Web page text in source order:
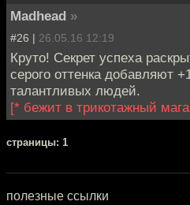
Madhead »
#26 | 26.05.16 12:19
Круто! Секрет успеха
серого оттенка добавляют
талантливых людей.
[* бежит в трикотажный
cтраницы: 1
полезные ссылки